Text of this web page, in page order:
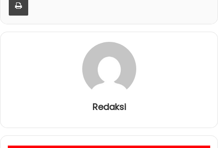
Redaksi